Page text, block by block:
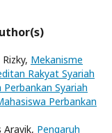
Mekanisme
Rakyat Syariah
Syariah
Perbankan
Pengaruh